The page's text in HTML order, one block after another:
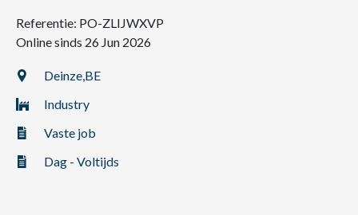
Contact
NL FR EN
Referentie: PO-ZLIJWXVP
Online sinds 26 Jun 2026
Deinze,BE
Industry
Vaste job
Dag - Voltijds